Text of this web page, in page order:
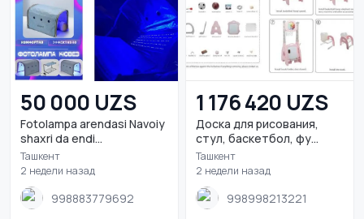
50 000 UZS
Fotolampa arendasi Navoiy
shaxri da endi...
Ташкент
2 недели назад
998883779692
1 176 420 UZS
Доска для рисования,
стул, баскетбол, фу...
Ташкент
2 недели назад
998998213221